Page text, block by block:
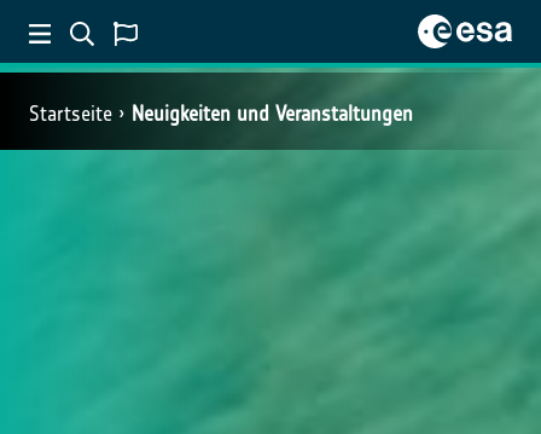
Startseite Neuigkeiten und Veranstaltungen